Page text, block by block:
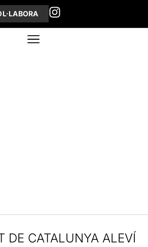
DE CATALUNYA ALEVÍ